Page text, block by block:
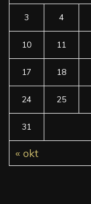
3 4
10 11
17 18
24 25
31
« okt